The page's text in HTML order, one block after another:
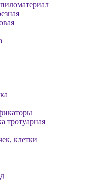
тротуарная
клетки